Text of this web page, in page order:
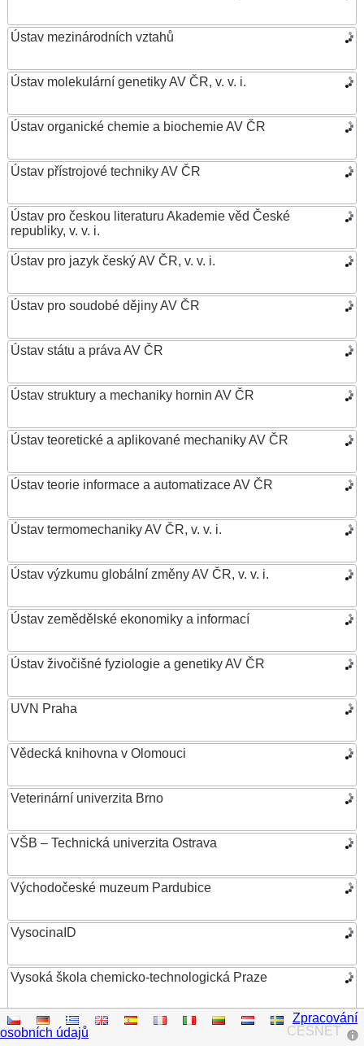
Ústav mezinárodních vztahů
Ústav molekulární genetiky AV ČR, v. v. i.
Ústav organické chemie a biochemie AV ČR
Ústav přístrojové techniky AV ČR
Ústav pro českou literaturu Akademie věd České
republiky, v. v. i.
Ústav pro jazyk český AV ČR, v. v. i.
Ústav pro soudobé dějiny AV ČR
Ústav státu a práva AV ČR
Ústav struktury a mechaniky hornin AV ČR
Ústav teoretické a aplikované mechaniky AV ČR
Ústav teorie informace a automatizace AV ČR
Ústav termomechaniky AV ČR, v. v. i.
Ústav výzkumu globální změny AV ČR, v. v. i.
Ústav zemědělské ekonomiky a informací
Ústav živočišné fyziologie a genetiky AV ČR
UVN Praha
Vědecká knihovna v Olomouci
Veterinární univerzita Brno
VŠB – Technická univerzita Ostrava
Východočeské muzeum Pardubice
VysocinaID
Vysoká škola chemicko-technologická Praze
Vysoká škola ekonomická v Praze
CESNET
Zpracování
osobních údajů